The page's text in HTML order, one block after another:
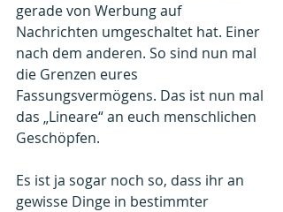
gerade von Werbung auf
Nachrichten umgeschaltet hat. Einer
nach dem anderen. So sind nun mal
die Grenzen eures
Fassungsvermögens. Das ist nun mal
das „Lineare“ an euch menschlichen
Geschöpfen.
Es ist ja sogar noch so, dass ihr an
gewisse Dinge in bestimmter